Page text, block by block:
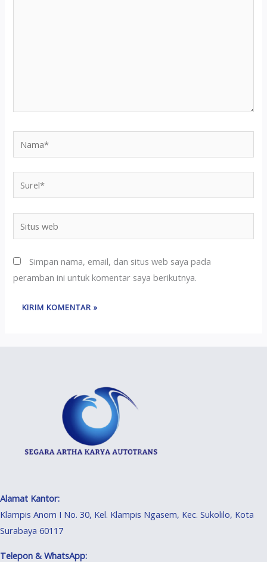
Simpan nama, email, dan situs web saya pada
peramban ini untuk komentar saya berikutnya.
Alamat Kantor:
Klampis Anom I No. 30, Kel. Klampis Ngasem, Kec. Sukolilo, Kota
Surabaya 60117
Telepon & WhatsApp: